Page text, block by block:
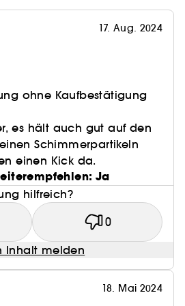
17. Aug. 2024
ohne Kaufbestätigung
es hält auch gut auf den
Schimmerpartikeln
einen Kick da.
Ja
hilfreich?
0
Inhalt melden
18. Mai 2024